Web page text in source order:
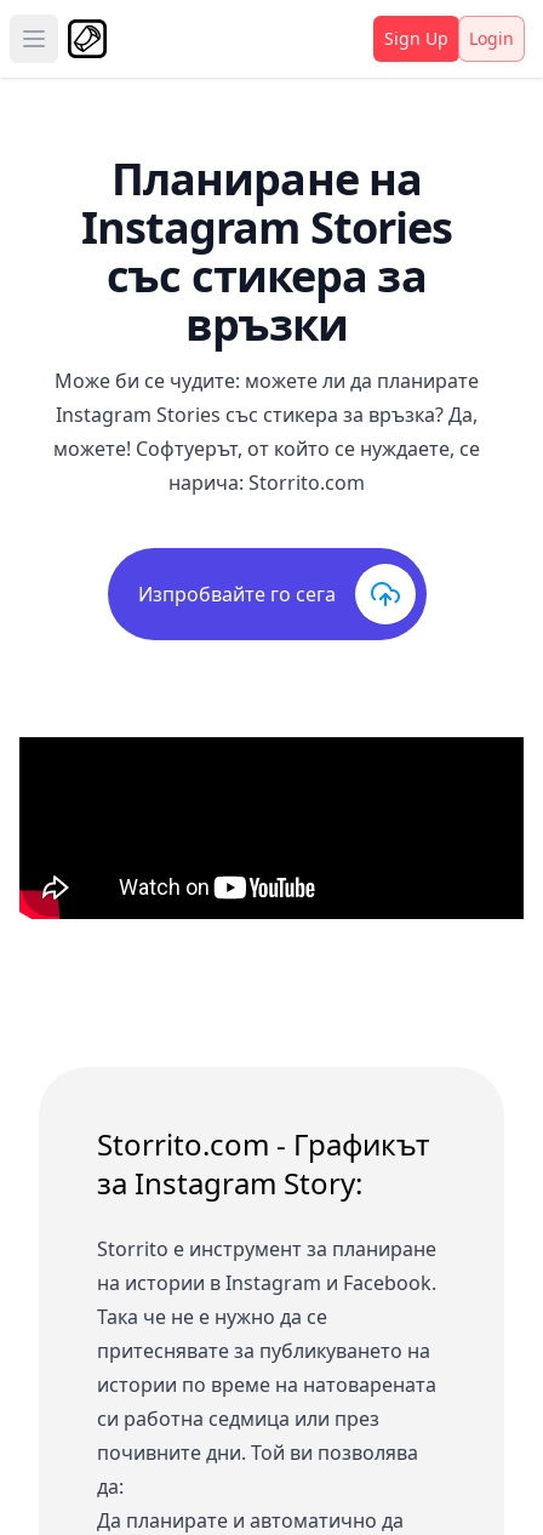
Open main menu Sign Up Login
Планиране на
Instagram Stories
със стикера за
връзки
Може би се чудите: можете ли да планирате
Instagram Stories със стикера за връзка? Да,
можете! Софтуерът, от който се нуждаете, се
нарича: Storrito.com
Изпробвайте го сега
Storrito.com - Графикът
за Instagram Story:
Storrito е инструмент за планиране
на истории в Instagram и Facebook.
Така че не е нужно да се
притеснявате за публикуването на
истории по време на натоварената
си работна седмица или през
почивните дни. Той ви позволява
да:
Да планирате и автоматично да